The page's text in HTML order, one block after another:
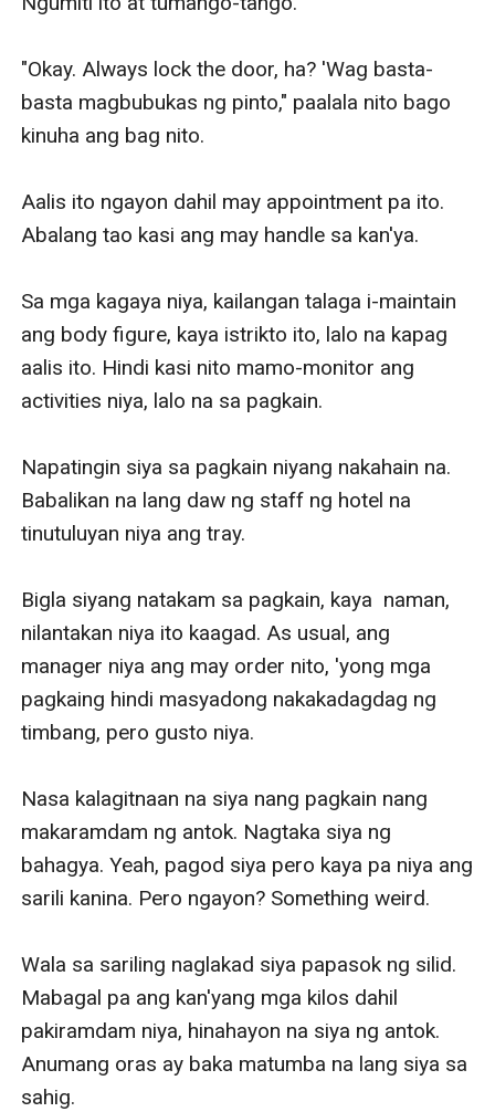
"Okay. Always lock the door, ha? 'Wag basta-
basta magbubukas ng pinto," paalala nito bago
kinuha ang bag nito.
Aalis ito ngayon dahil may appointment pa ito.
Abalang tao kasi ang may handle sa kan'ya.
Sa mga kagaya niya, kailangan talaga i-maintain
ang body figure, kaya istrikto ito, lalo na kapag
aalis ito. Hindi kasi nito mamo-monitor ang
activities niya, lalo na sa pagkain.
Napatingin siya sa pagkain niyang nakahain na.
Babalikan na lang daw ng staff ng hotel na
tinutuluyan niya ang tray.
Bigla siyang natakam sa pagkain, kaya  naman,
nilantakan niya ito kaagad. As usual, ang
manager niya ang may order nito, 'yong mga
pagkaing hindi masyadong nakakadagdag ng
timbang, pero gusto niya.
Nasa kalagitnaan na siya nang pagkain nang
makaramdam ng antok. Nagtaka siya ng
bahagya. Yeah, pagod siya pero kaya pa niya ang
sarili kanina. Pero ngayon? Something weird.
Wala sa sariling naglakad siya papasok ng silid.
Mabagal pa ang kan'yang mga kilos dahil
pakiramdam niya, hinahayon na siya ng antok.
Anumang oras ay baka matumba na lang siya sa
sahig.